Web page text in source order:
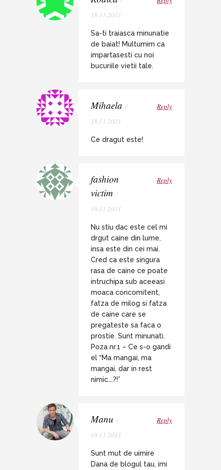
18.11.2011
Sa-ti traiasca minunatie
de baiat! Multumim ca
impartasesti cu noi
bucuriile vietii tale.
Mihaela /
18.11.2011
Reply
Ce dragut este!
fashion
victim /
18.11.2011
Reply
Nu stiu dac este cel mi
drgut caine din lume,
insa este din cei mai.
Cred ca este singura
rasa de caine ce poate
intruchipa sub aceeasi
moaca concomitent,
fatza de milog si fatza
de caine care se
pregateste sa faca o
prostie. Sunt minunati.
Poza nr.1 – Ce s-o gandi
el “Ma mangai, ma
mangai, dar in rest
nimic….?!”
Manu /
18.11.2011
Reply
Sunt mut de uimire
Dana de blogul tau, imi